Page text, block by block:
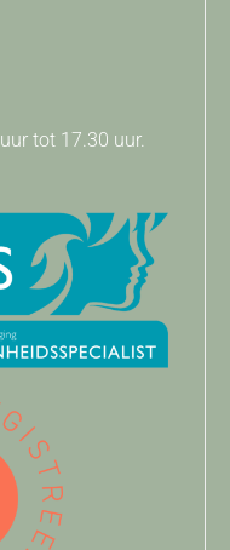
tot 17.30 uur.